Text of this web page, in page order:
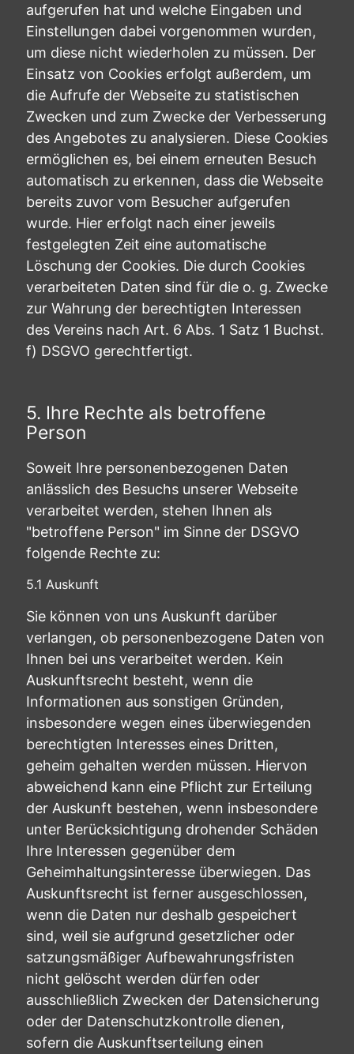
aufgerufen hat und welche Eingaben und
Einstellungen dabei vorgenommen wurden,
um diese nicht wiederholen zu müssen. Der
Einsatz von Cookies erfolgt außerdem, um
die Aufrufe der Webseite zu statistischen
Zwecken und zum Zwecke der Verbesserung
des Angebotes zu analysieren. Diese Cookies
ermöglichen es, bei einem erneuten Besuch
automatisch zu erkennen, dass die Webseite
bereits zuvor vom Besucher aufgerufen
wurde. Hier erfolgt nach einer jeweils
festgelegten Zeit eine automatische
Löschung der Cookies. Die durch Cookies
verarbeiteten Daten sind für die o. g. Zwecke
zur Wahrung der berechtigten Interessen
des Vereins nach Art. 6 Abs. 1 Satz 1 Buchst.
f) DSGVO gerechtfertigt.
5. Ihre Rechte als betroffene
Person
Soweit Ihre personenbezogenen Daten
anlässlich des Besuchs unserer Webseite
verarbeitet werden, stehen Ihnen als
"betroffene Person" im Sinne der DSGVO
folgende Rechte zu:
5.1 Auskunft
Sie können von uns Auskunft darüber
verlangen, ob personenbezogene Daten von
Ihnen bei uns verarbeitet werden. Kein
Auskunftsrecht besteht, wenn die
Informationen aus sonstigen Gründen,
insbesondere wegen eines überwiegenden
berechtigten Interesses eines Dritten,
geheim gehalten werden müssen. Hiervon
abweichend kann eine Pflicht zur Erteilung
der Auskunft bestehen, wenn insbesondere
unter Berücksichtigung drohender Schäden
Ihre Interessen gegenüber dem
Geheimhaltungsinteresse überwiegen. Das
Auskunftsrecht ist ferner ausgeschlossen,
wenn die Daten nur deshalb gespeichert
sind, weil sie aufgrund gesetzlicher oder
satzungsmäßiger Aufbewahrungsfristen
nicht gelöscht werden dürfen oder
ausschließlich Zwecken der Datensicherung
oder der Datenschutzkontrolle dienen,
sofern die Auskunftserteilung einen